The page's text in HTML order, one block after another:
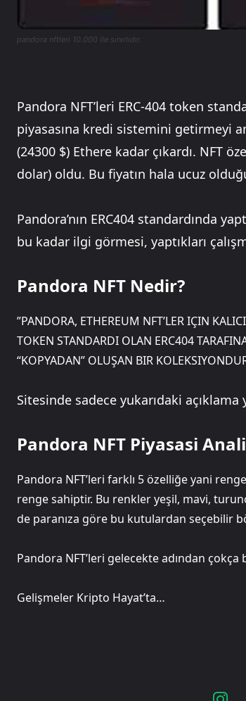
pandora nftleri 10.000 ile sınırlıdır.
Pandora NFT’leri ERC-404 token
piyasasına kredi sistemini getirmeyi
(24300 $) Ethere kadar çıkardı. NFT
dolar) oldu. Bu fiyatın hala ucuz
Pandora’nın ERC404 standardında
bu kadar ilgi görmesi, yaptıkları
Pandora NFT Nedir?
”PANDORA, ETHEREUM NFT’LER IÇIN
TOKEN STANDARDI OLAN ERC404
“KOPYADAN” OLUŞAN BIR
Sitesinde sadece yukarıdaki açıklama
Pandora NFT Piyasasi
Pandora NFT’leri farklı 5 özelliğe yani
renge sahiptir. Bu renkler yeşil, mavi,
de paranıza göre bu kutulardan seçebilir
Pandora NFT’leri gelecekte adından
Gelişmeler Kripto Hayat’ta…